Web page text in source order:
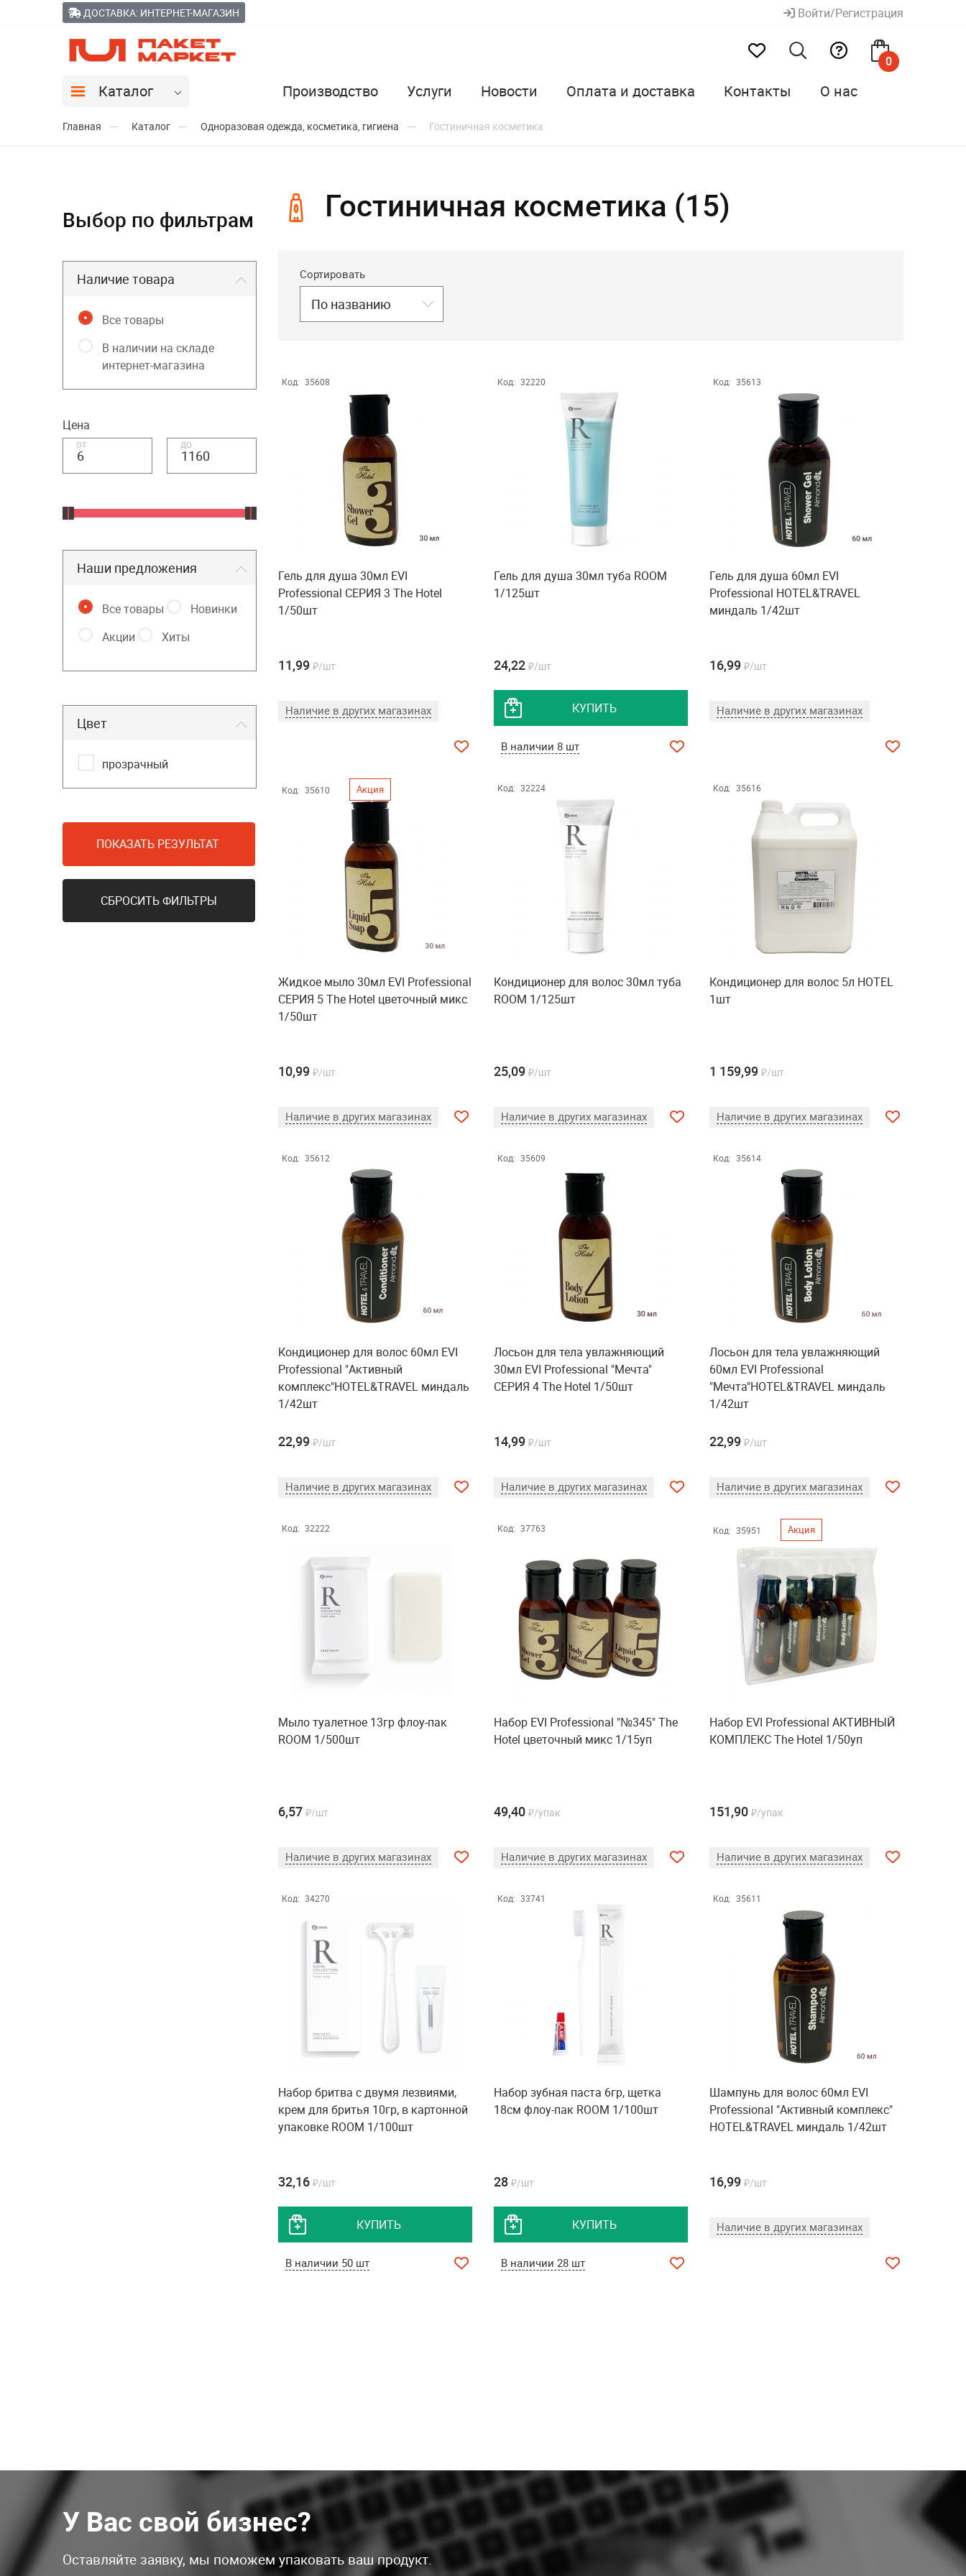
ДОСТАВКА: ИНТЕРНЕТ-МАГАЗИН Войти/Регистрация
0
Каталог Производство Услуги Новости Оплата и доставка Контакты О нас
Главная Каталог Одноразовая одежда, косметика, гигиена Гостиничная косметика
Выбор по фильтрам
Наличие товара
Все товары
В наличии на складе
интернет-магазина
Цена
от до
Наши предложения
Все товары
Новинки
Акции
Хиты
Цвет
прозрачный
ПОКАЗАТЬ РЕЗУЛЬТАТ
СБРОСИТЬ ФИЛЬТРЫ
Гостиничная косметика (15)
Сортировать
По названию
Код: 35608
Гель для душа 30мл EVI
Professional СЕРИЯ 3 The Hotel
1/50шт
11,99 ₽/шт
Наличие в других магазинах
Код: 32220
Гель для душа 30мл туба ROOM
1/125шт
24,22 ₽/шт
КУПИТЬ
В наличии 8 шт
Код: 35613
Гель для душа 60мл EVI
Professional HOTEL&TRAVEL
миндаль 1/42шт
16,99 ₽/шт
Наличие в других магазинах
Код: 35610 Акция
Жидкое мыло 30мл EVI Professional
СЕРИЯ 5 The Hotel цветочный микс
1/50шт
10,99 ₽/шт
Наличие в других магазинах
Код: 32224
Кондиционер для волос 30мл туба
ROOM 1/125шт
25,09 ₽/шт
Наличие в других магазинах
Код: 35616
Кондиционер для волос 5л HOTEL
1шт
1 159,99 ₽/шт
Наличие в других магазинах
Код: 35612
Кондиционер для волос 60мл EVI
Professional "Активный
комплекс"HOTEL&TRAVEL миндаль
1/42шт
22,99 ₽/шт
Наличие в других магазинах
Код: 35609
Лосьон для тела увлажняющий
30мл EVI Professional "Мечта"
СЕРИЯ 4 The Hotel 1/50шт
14,99 ₽/шт
Наличие в других магазинах
Код: 35614
Лосьон для тела увлажняющий
60мл EVI Professional
"Мечта"HOTEL&TRAVEL миндаль
1/42шт
22,99 ₽/шт
Наличие в других магазинах
Код: 32222
Мыло туалетное 13гр флоу-пак
ROOM 1/500шт
6,57 ₽/шт
Наличие в других магазинах
Код: 37763
Набор EVI Professional "№345" The
Hotel цветочный микс 1/15уп
49,40 ₽/упак
Наличие в других магазинах
Код: 35951 Акция
Набор EVI Professional АКТИВНЫЙ
КОМПЛЕКС The Hotel 1/50уп
151,90 ₽/упак
Наличие в других магазинах
Код: 34270
Набор бритва с двумя лезвиями,
крем для бритья 10гр, в картонной
упаковке ROOM 1/100шт
32,16 ₽/шт
КУПИТЬ
В наличии 50 шт
Код: 33741
Набор зубная паста 6гр, щетка
18см флоу-пак ROOM 1/100шт
28 ₽/шт
КУПИТЬ
В наличии 28 шт
Код: 35611
Шампунь для волос 60мл EVI
Professional "Активный комплекс"
HOTEL&TRAVEL миндаль 1/42шт
16,99 ₽/шт
Наличие в других магазинах
У Вас свой бизнес?
Оставляйте заявку, мы поможем упаковать ваш продукт.